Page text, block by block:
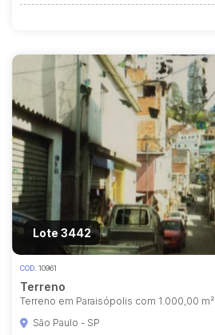
Lote 3442
COD. 10961
Terreno
Terreno em Paraisópolis com 1.000,00 m²
São Paulo - SP